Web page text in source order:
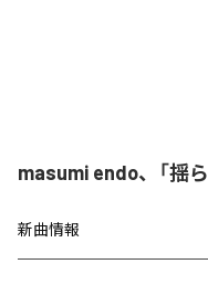
masumi endo、「揺
新曲情報